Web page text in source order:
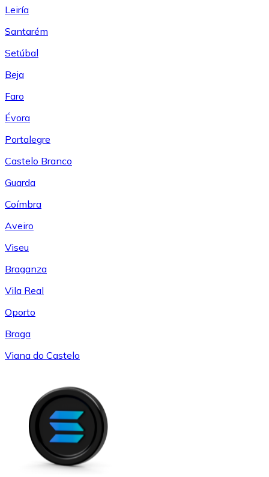
Leiría
Santarém
Setúbal
Beja
Faro
Évora
Portalegre
Castelo Branco
Guarda
Coímbra
Aveiro
Viseu
Braganza
Vila Real
Oporto
Braga
Viana do Castelo